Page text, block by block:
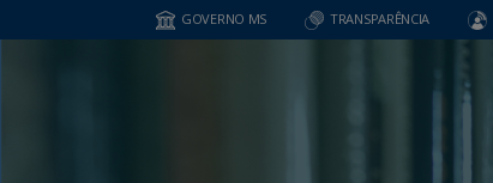
GOVERNO MS TRANSPARÊNCIA